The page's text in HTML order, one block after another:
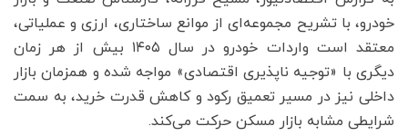
خودرو، با تشریح مجموعه‌ای از موانع ساختاری، ارزی و عملیاتی،
معتقد است واردات خودرو در سال ۱۴۰۵ بیش از هر زمان
دیگری با «توجیه‌ ناپذیری اقتصادی» مواجه شده و همزمان بازار
داخلی نیز در مسیر تعمیق رکود و کاهش قدرت خرید، به سمت
شرایطی مشابه بازار مسکن حرکت می‌کند.